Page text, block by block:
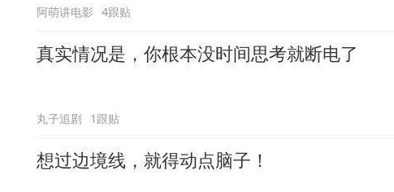
阿萌讲电影 4跟贴
真实情况是，你根本没时间思考就断电了
丸子追剧 1跟贴
想过边境线，就得动点脑子！